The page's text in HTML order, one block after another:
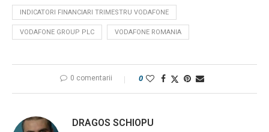
INDICATORI FINANCIARI TRIMESTRU VODAFONE
VODAFONE GROUP PLC VODAFONE ROMANIA
0 comentarii 0
DRAGOS SCHIOPU